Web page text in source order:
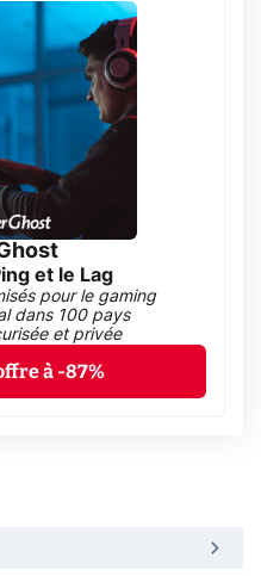
et le Lag
pour le gaming
dans 100 pays
et privée
à -87%